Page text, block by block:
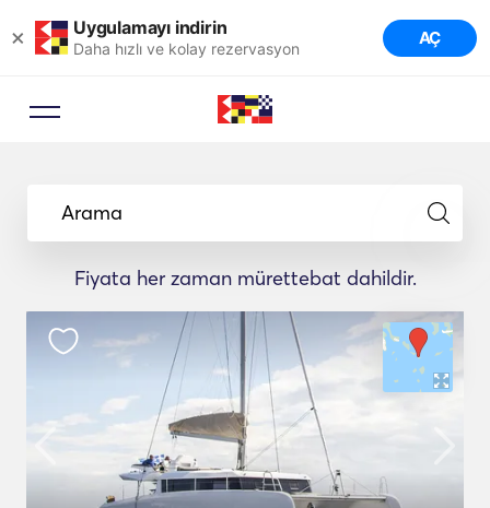
× Uygulamayı indirin
Daha hızlı ve kolay rezervasyon AÇ
Arama
Fiyata her zaman mürettebat dahildir.